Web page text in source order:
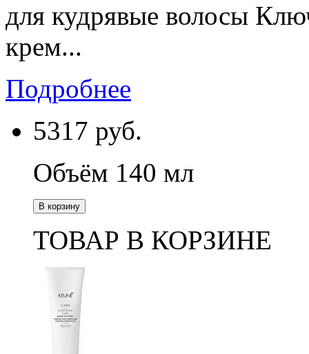
для кудрявые волосы
крем...
Подробнее
5317 руб.
Объём 140 мл
В корзину
ТОВАР В КОРЗИНЕ